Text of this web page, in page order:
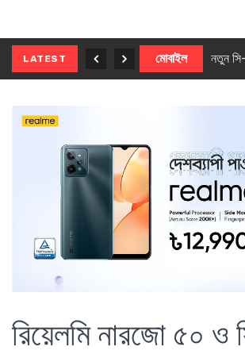
LATEST মোবাইল
রিয়েলমি নারজো ৫০ ও